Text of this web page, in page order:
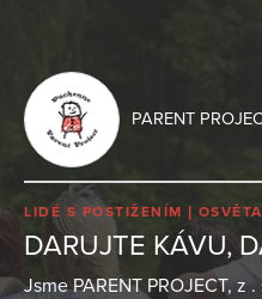
PARENT
LIDÉ S POSTIŽENÍM
DARUJTE KÁVU,
Jsme PARENT PROJECT, z